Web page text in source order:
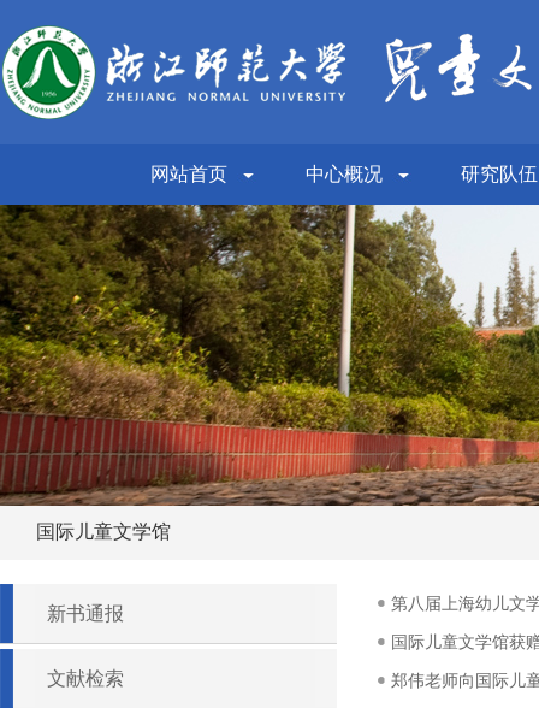
网站首页 中心概况 研究队伍
国际儿童文学馆
新书通报
文献检索
第八届上海幼儿文
国际儿童文学馆获
郑伟老师向国际儿